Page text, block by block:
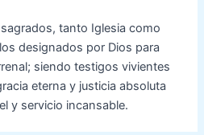
tanto Iglesia como
designados por Dios para
siendo testigos vivientes
eterna y justicia absoluta
y servicio incansable.